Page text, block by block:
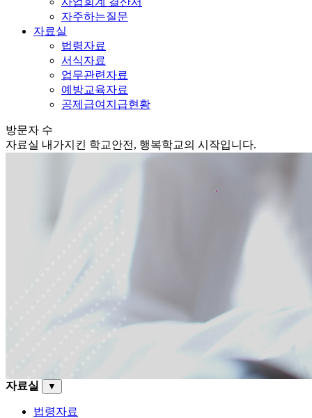
자주하는질문
자료실
법령자료
서식자료
업무관련자료
예방교육자료
공제급여지급현황
방문자 수
자료실 내가지킨 학교안전, 행복학교의 시작입니다.
자료실 ▼
법령자료